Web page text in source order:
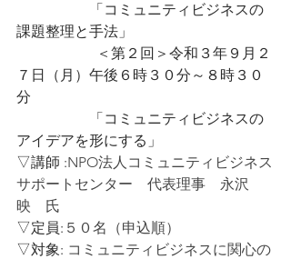
「コミュニティビジネスの
課題整理と手法」
＜第２回＞令和３年９月２
７日（月）午後６時３０分～８時３０
分
アイデアを形にする」
▽講師 :NPO法人コミュニティビジネス
サポートセンター　代表理事　永沢
映　氏
▽定員: ５０名（申込順）
▽対象: コミュニティビジネスに関心の